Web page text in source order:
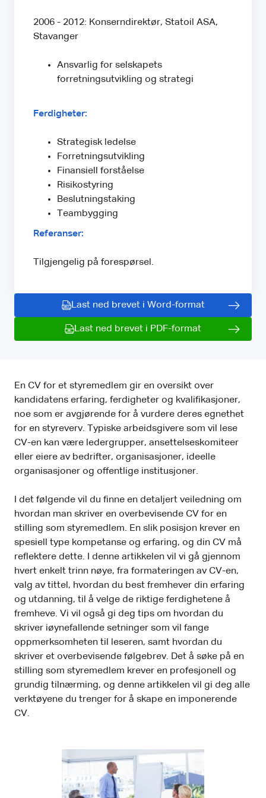
2006 - 2012: Konserndirektør, Statoil ASA,
Stavanger
Ansvarlig for selskapets
forretningsutvikling og strategi
Ferdigheter:
Strategisk ledelse
Forretningsutvikling
Finansiell forståelse
Risikostyring
Beslutningstaking
Teambygging
Referanser:
Tilgjengelig på forespørsel.
Last ned brevet i Word-format
Last ned brevet i PDF-format
En CV for et styremedlem gir en oversikt over
kandidatens erfaring, ferdigheter og kvalifikasjoner,
noe som er avgjørende for å vurdere deres egnethet
for en styreverv. Typiske arbeidsgivere som vil lese
CV-en kan være ledergrupper, ansettelseskomiteer
eller eiere av bedrifter, organisasjoner, ideelle
organisasjoner og offentlige institusjoner.
I det følgende vil du finne en detaljert veiledning om
hvordan man skriver en overbevisende CV for en
stilling som styremedlem. En slik posisjon krever en
spesiell type kompetanse og erfaring, og din CV må
reflektere dette. I denne artikkelen vil vi gå gjennom
hvert enkelt trinn nøye, fra formateringen av CV-en,
valg av tittel, hvordan du best fremhever din erfaring
og utdanning, til å velge de riktige ferdighetene å
fremheve. Vi vil også gi deg tips om hvordan du
skriver iøynefallende setninger som vil fange
oppmerksomheten til leseren, samt hvordan du
skriver et overbevisende følgebrev. Det å søke på en
stilling som styremedlem krever en profesjonell og
grundig tilnærming, og denne artikkelen vil gi deg alle
verktøyene du trenger for å skape en imponerende
CV.